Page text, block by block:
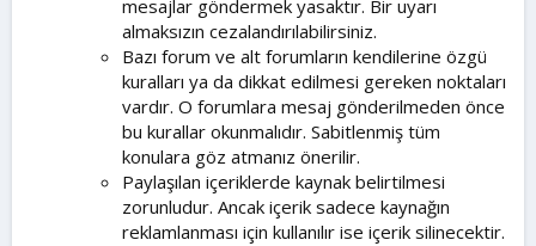
mesajlar göndermek yasaktır. Bir uyarı
almaksızın cezalandırılabilirsiniz.
Bazı forum ve alt forumların kendilerine özgü
kuralları ya da dikkat edilmesi gereken noktaları
vardır. O forumlara mesaj gönderilmeden önce
bu kurallar okunmalıdır. Sabitlenmiş tüm
konulara göz atmanız önerilir.
Paylaşılan içeriklerde kaynak belirtilmesi
zorunludur. Ancak içerik sadece kaynağın
reklamlanması için kullanılır ise içerik silinecektir.